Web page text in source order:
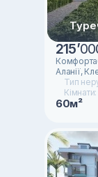
215’
Аланії,
Тип
Кімнати:
60м²